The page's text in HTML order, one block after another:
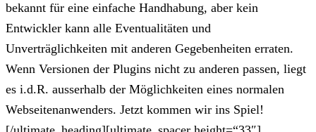
bekannt für eine einfache Handhabung, aber kein
Entwickler kann alle Eventualitäten und
Unverträglichkeiten mit anderen Gegebenheiten erraten.
Wenn Versionen der Plugins nicht zu anderen passen, liegt
es i.d.R. ausserhalb der Möglichkeiten eines normalen
Webseitenanwenders. Jetzt kommen wir ins Spiel!